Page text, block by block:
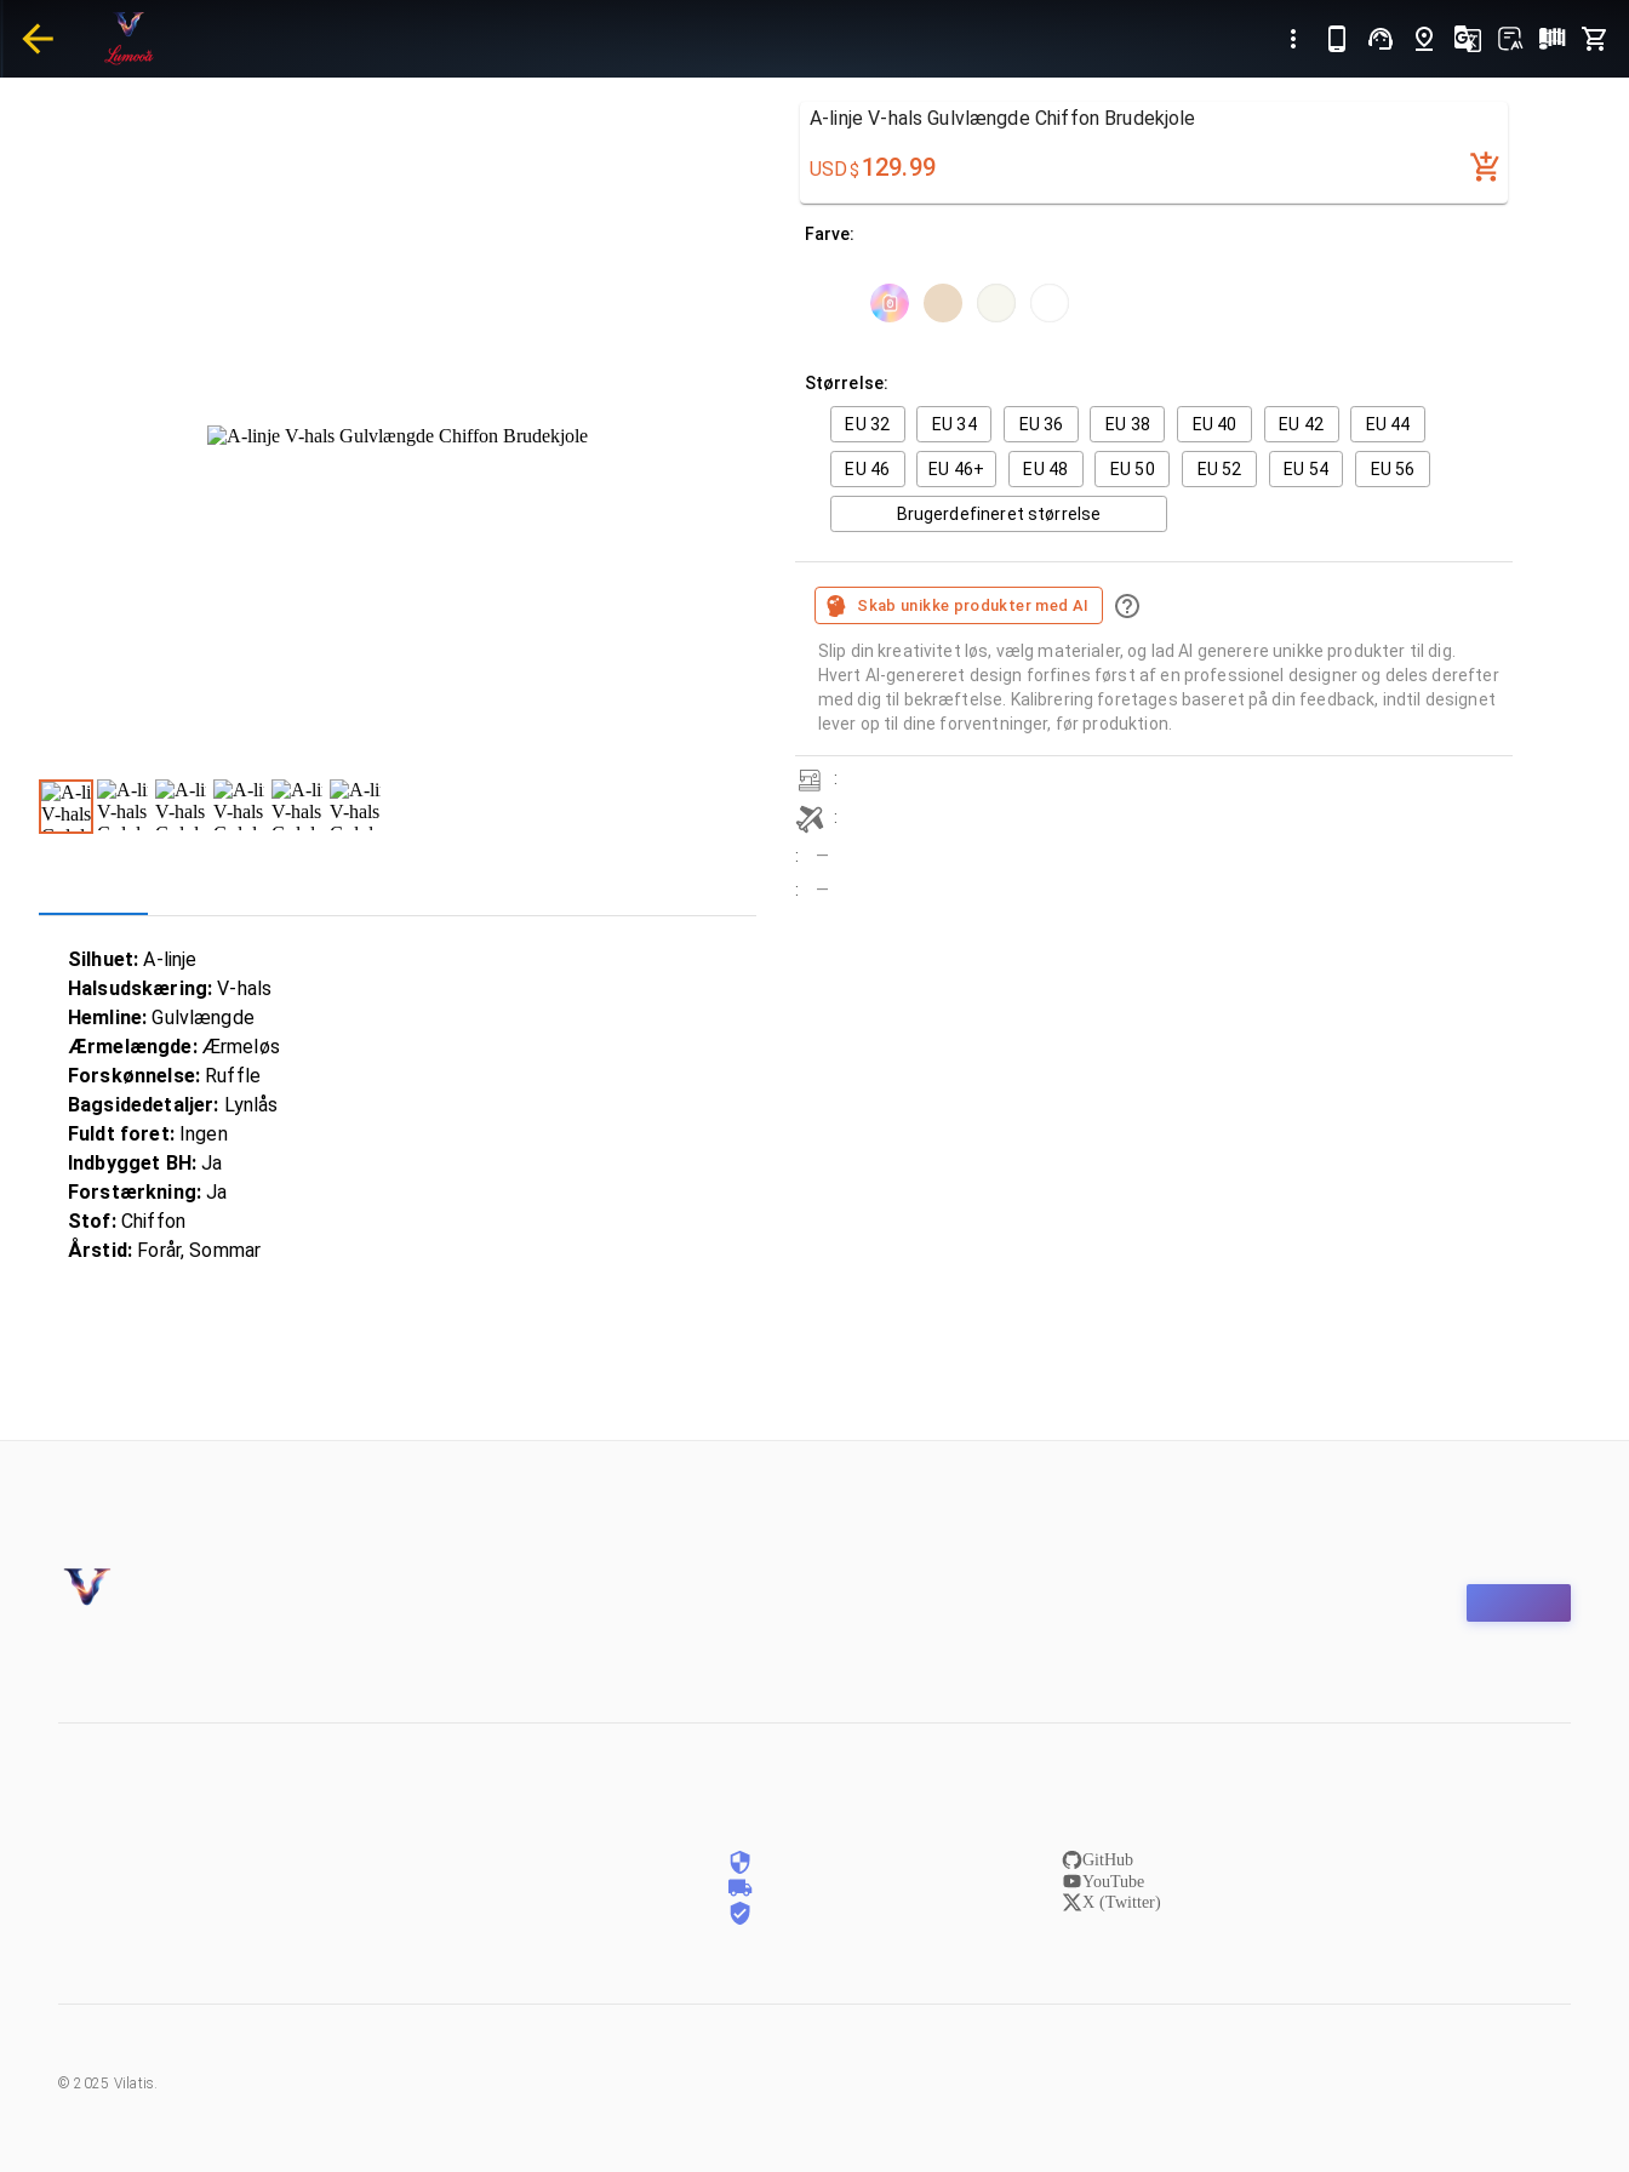
Silhuet: A-linje
Halsudskæring: V-hals
Hemline: Gulvlængde
Ærmelængde:Ærmeløs
Forskønnelse:Ruffle
Bagsidedetaljer: Lynlås
Fuldt foret:Ingen
Indbygget BH:Ja
Forstærkning:Ja
Stof:Chiffon
Årstid: Forår, Sommar
A-linje V-hals Gulvlængde Chiffon Brudekjole
USD$ 129.99
Farve:
Størrelse:
EU 32 EU 34 EU 36 EU 38 EU 40 EU 42 EU 44
EU 46 EU 46+ EU 48 EU 50 EU 52 EU 54 EU 56
Brugerdefineret størrelse
Skab unikke produkter med AI
Slip din kreativitet løs, vælg materialer, og lad AI generere unikke produkter til dig.
Hvert AI-genereret design forfines først af en professionel designer og deles derefter
med dig til bekræftelse. Kalibrering foretages baseret på din feedback, indtil designet
lever op til dine forventninger, før produktion.
:
:
:
—
:
—
GitHub
YouTube
X (Twitter)
©2025 Vilatis.